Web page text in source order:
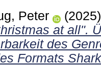
Peter
at all".
des
Formats